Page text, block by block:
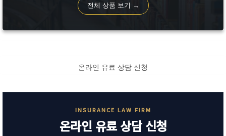
전체 상품 보기 →
온라인 유료 상담 신청
INSURANCE LAW FIRM
온라인 유료 상담 신청